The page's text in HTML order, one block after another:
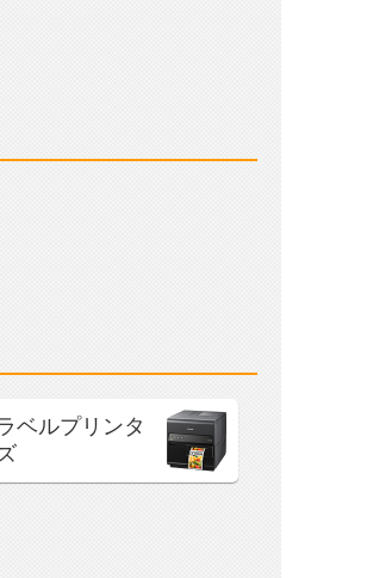
ベルプリンタ